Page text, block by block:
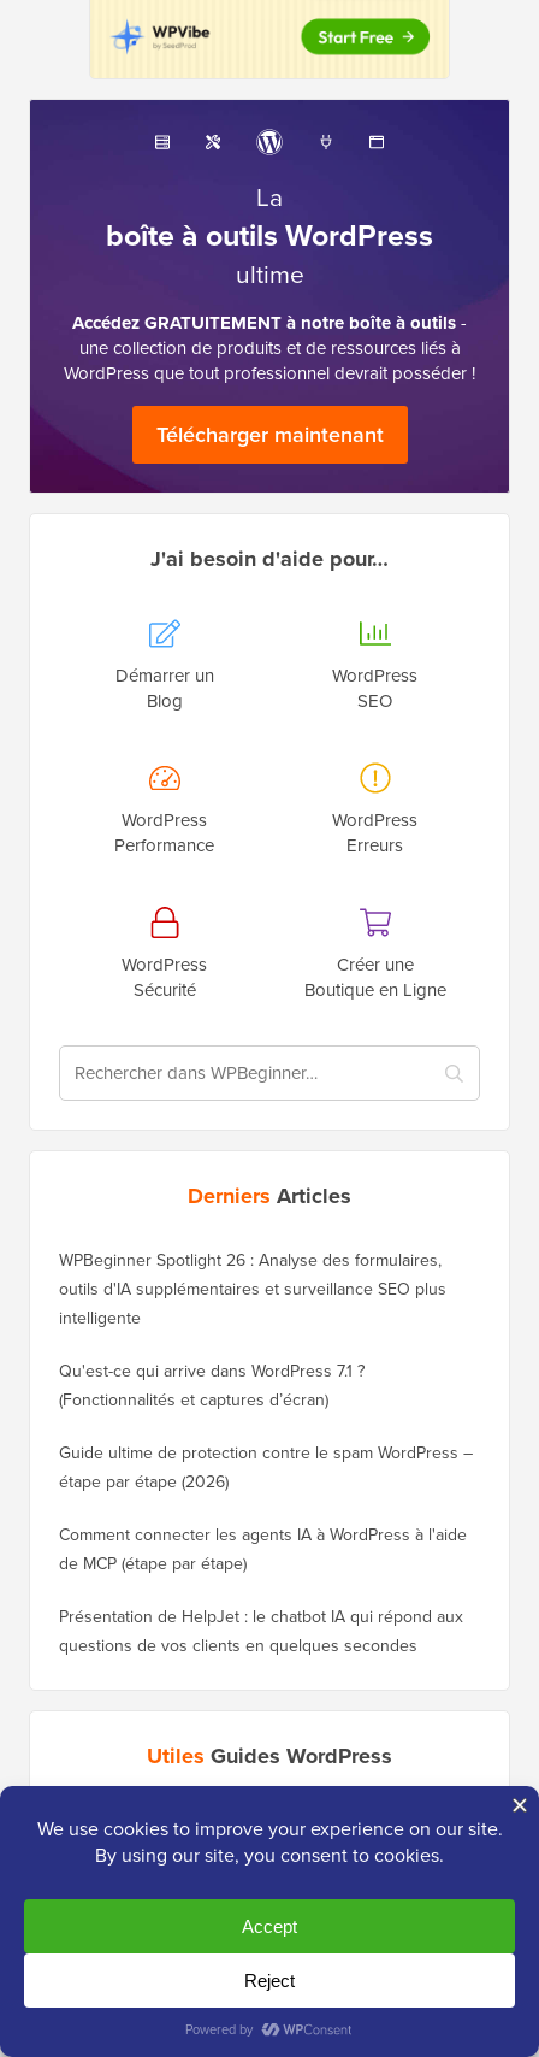
La
boîte à outils WordPress
ultime
Accédez GRATUITEMENT à notre boîte à outils-
une collection de produits et de ressources liés à
WordPress que tout professionnel devrait posséder !
Télécharger maintenant
J'ai besoin d'aide pour…
Démarrer un
Blog
WordPress
SEO
WordPress
Performance
WordPress
Erreurs
WordPress
Sécurité
Créer une
Boutique en Ligne
Derniers Articles
WPBeginner Spotlight 26 : Analyse des formulaires,
outils d'IA supplémentaires et surveillance SEO plus
intelligente
Qu'est-ce qui arrive dans WordPress 7.1 ?
(Fonctionnalités et captures d’écran)
Guide ultime de protection contre le spam WordPress –
étape par étape (2026)
Comment connecter les agents IA à WordPress à l'aide
de MCP (étape par étape)
Présentation de HelpJet : le chatbot IA qui répond aux
questions de vos clients en quelques secondes
Utiles Guides WordPress
30 façons « prouvées » de gagner de l'argent en ligne
en bloguant avec WordPress
Combien coûte réellement la création d'un site web
Enregistrement gratuit : Atelier WordPress pour
débutants
de